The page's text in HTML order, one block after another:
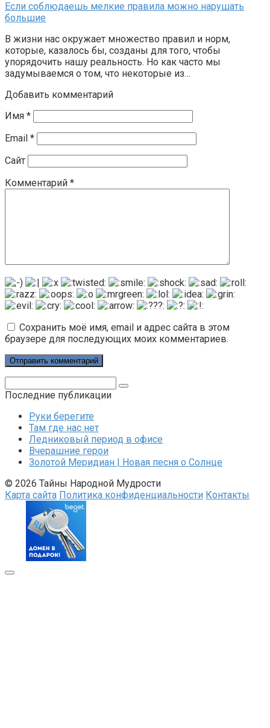
Если соблюдаешь мелкие правила можно нарушать
большие
В жизни нас окружает множество правил и норм,
которые, казалось бы, созданы для того, чтобы
упорядочить нашу реальность. Но как часто мы
задумываемся о том, что некоторые из…
Добавить комментарий
Имя *
Email *
Сайт
Комментарий *
Сохранить моё имя, email и адрес сайта в этом
браузере для последующих моих комментариев.
Последние публикации
Руки берегите
Там где нас нет
Ледниковый период в офисе
Вчерашние герои
Золотой Меридиан | Новая песня о Солнце
© 2026 Тайны Народной Мудрости
Карта сайта Политика конфиденциальности Контакты